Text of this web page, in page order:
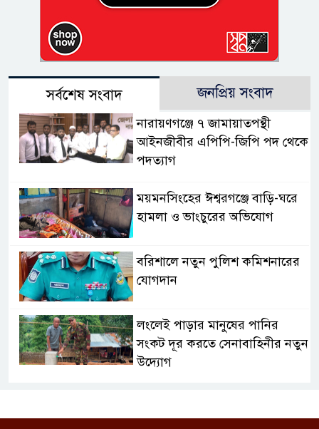
সর্বশেষ সংবাদ জনপ্রিয় সংবাদ
নারায়ণগঞ্জে ৭ জামায়াতপন্থী
আইনজীবীর এপিপি-জিপি পদ থেকে
পদত্যাগ
ময়মনসিংহের ঈশ্বরগঞ্জে বাড়ি-ঘরে
হামলা ও ভাংচুরের অভিযোগ
বরিশালে নতুন পুলিশ কমিশনারের
যোগদান
লংলেই পাড়ার মানুষের পানির
সংকট দূর করতে সেনাবাহিনীর নতুন
উদ্যোগ
সম্ভাবনা বিষয়ক নাগরিক সংলাপ